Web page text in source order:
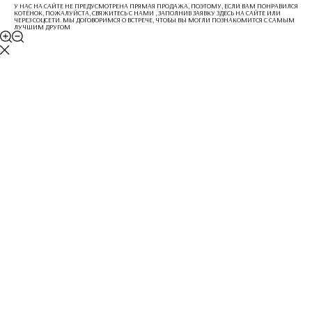
У НАС НА САЙТЕ НЕ ПРЕДУСМОТРЕНА ПРЯМАЯ ПРОДАЖА, ПОЭТОМУ, ЕСЛИ ВАМ ПОНРАВИЛСЯ
КОТЁНОК, ПОЖАЛУЙСТА, СВЯЖИТЕСЬ С НАМИ , ЗАПОЛНИВ ЗАЯВКУ ЗДЕСЬ НА САЙТЕ ИЛИ
ЧЕРЕЗ СОЦСЕТИ. МЫ ДОГОВОРИМСЯ О ВСТРЕЧЕ, ЧТОБЫ ВЫ МОГЛИ ПОЗНАКОМИТСЯ С САМЫМ
ЛУЧШИМ ДРУГОМ